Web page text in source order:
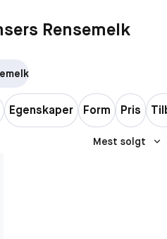
Rensemelk
Egenskaper Form Pris
Mest solgt